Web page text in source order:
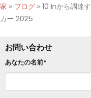
家 » ブログ » 10 Inから調達
カー 2025
お問い合わせ
あなたの名前*